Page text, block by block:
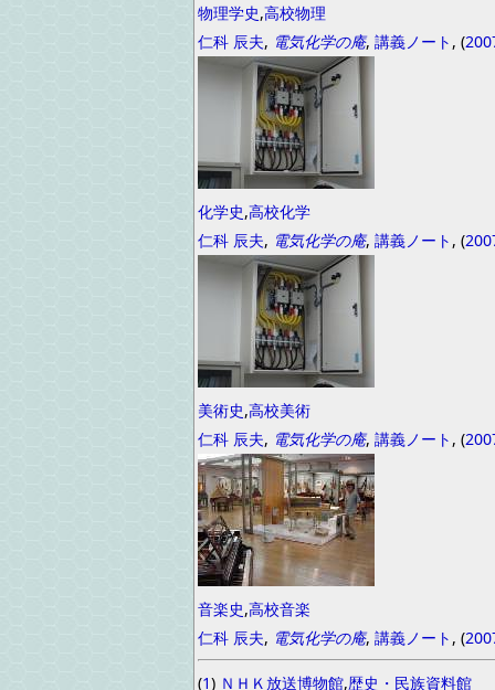
物理学史,高校物理
仁科 辰夫, 電気化学の庵, 講義ノート , (
化学史,高校化学
仁科 辰夫, 電気化学の庵, 講義ノート , (
美術史,高校美術
仁科 辰夫, 電気化学の庵, 講義ノート , (
音楽史,高校音楽
仁科 辰夫, 電気化学の庵, 講義ノート , (
(1) ＮＨＫ放送博物館,歴史・民族資料館